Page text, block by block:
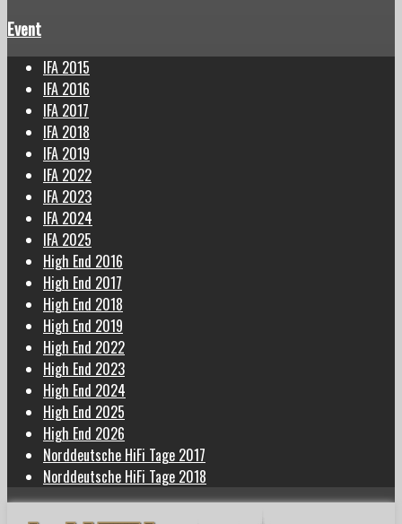
Event
IFA 2015
IFA 2016
IFA 2017
IFA 2018
IFA 2019
IFA 2022
IFA 2023
IFA 2024
IFA 2025
High End 2016
High End 2017
High End 2018
High End 2019
High End 2022
High End 2023
High End 2024
High End 2025
High End 2026
Norddeutsche HiFi Tage 2017
Norddeutsche HiFi Tage 2018